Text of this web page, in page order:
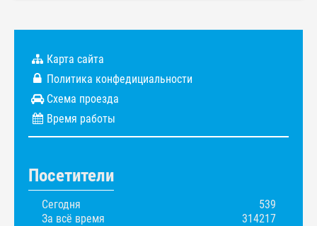
Карта сайта
Политика конфедициальности
Схема проезда
Время работы
Посетители
Сегодня
539
За всё время
314217